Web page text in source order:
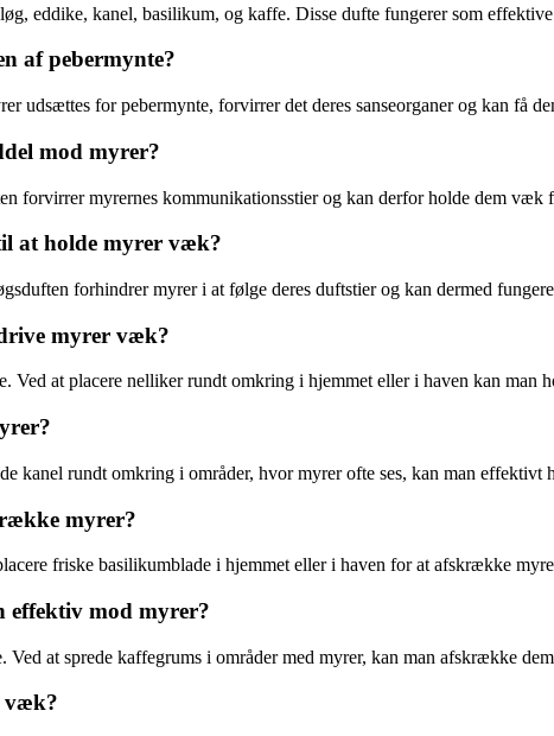
eddike, kanel, basilikum, og kaffe. Disse dufte fungerer som
af pebermynte?
udsættes for pebermynte, forvirrer det deres sanseorganer og kan få
mod myrer?
forvirrer myrernes kommunikationsstier og kan derfor holde dem væk
at holde myrer væk?
forhindrer myrer i at følge deres duftstier og kan dermed
myrer væk?
at placere nelliker rundt omkring i hjemmet eller i haven kan man
kanel rundt omkring i områder, hvor myrer ofte ses, kan man
myrer?
friske basilikumblade i hjemmet eller i haven for at afskrække
effektiv mod myrer?
at sprede kaffegrums i områder med myrer, kan man afskrække
væk?